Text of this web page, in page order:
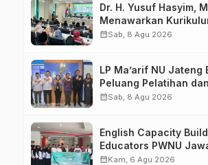
Dr. H. Yusuf Hasyim,
Menawarkan
Diversifikasi, Harapan
calendar_monthSab, 8 Agu 2026
LP Ma’arif NU
Peluang Pelatihan
bagi Lulusan SMK
calendar_monthSab, 8 Agu 2026
English Capacity
Educators PWNU
Batch#4; Membuka
calendar_monthKam, 6 Agu 2026